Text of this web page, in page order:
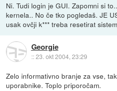
Ni. Tudi login je GUI. Zapomni si
kernela.. No če tko pogledaš. JE
usak ovčji k*** treba resetirat
Georgie
::23. okt 2004, 23:29
Zelo informativno branje za vse,
uporabnike. Toplo priporočam.